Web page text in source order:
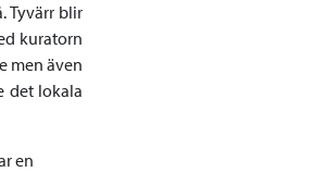
Tyvärr blir
kuratorn
men även
det lokala
en